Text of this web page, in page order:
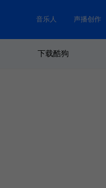
音乐人 声播创作
下载酷狗